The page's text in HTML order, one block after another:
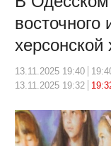
восточного
13.11.2025 19:40
13.11.2025 19:32